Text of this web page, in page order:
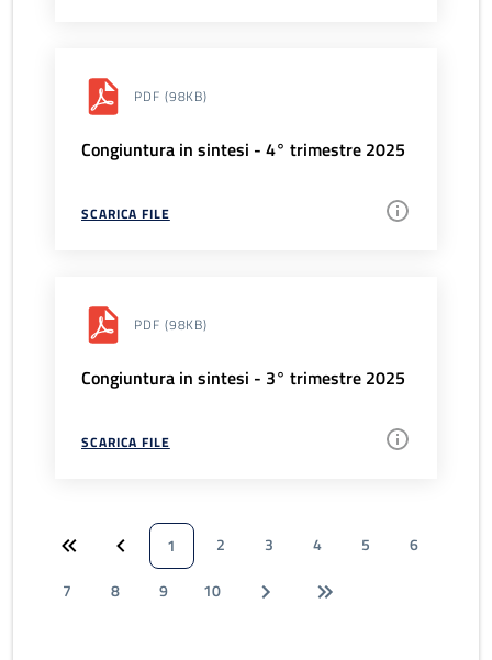
PDF (98KB)
Congiuntura in sintesi - 4° trimestre 2025
SCARICA FILE
PDF (98KB)
Congiuntura in sintesi - 3° trimestre 2025
SCARICA FILE
1 2 3 4 5
6
7
8 9 10